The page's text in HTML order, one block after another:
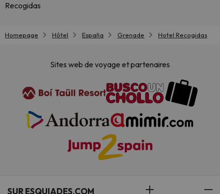
Recogidas
Homepage Hôtel España Grenade Hotel Recogidas
Sites web de voyage et partenaires
SUR ESQUIADES.COM